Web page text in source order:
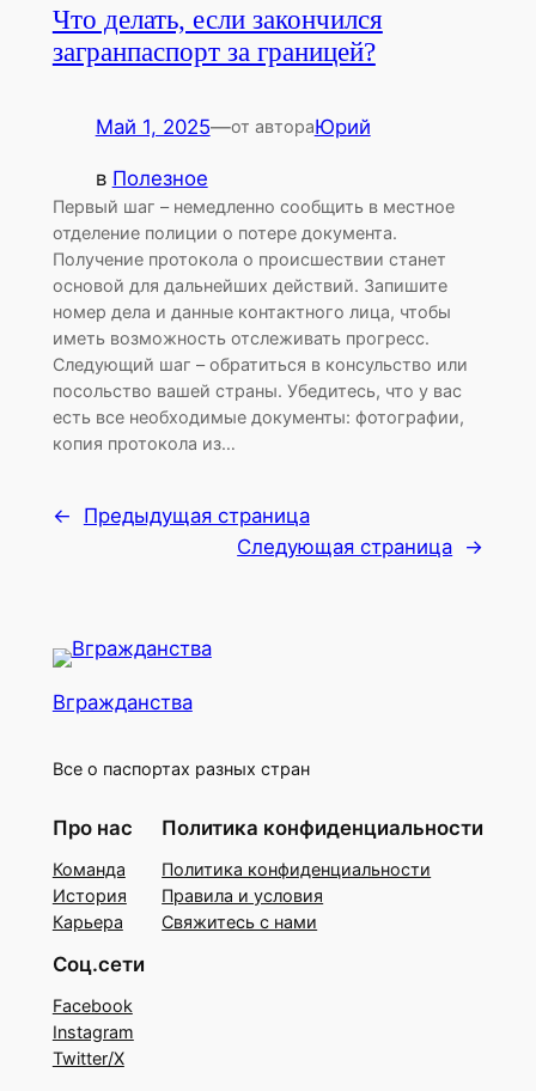
Что делать, если закончился
загранпаспорт за границей?
Май 1, 2025—от автораЮрий
в Полезное
Первый шаг – немедленно сообщить в местное
отделение полиции о потере документа.
Получение протокола о происшествии станет
основой для дальнейших действий. Запишите
номер дела и данные контактного лица, чтобы
иметь возможность отслеживать прогресс.
Следующий шаг – обратиться в консульство или
посольство вашей страны. Убедитесь, что у вас
есть все необходимые документы: фотографии,
копия протокола из…
←
Предыдущая страница
Следующая страница →
Вгражданства
Все о паспортах разных стран
Про нас
Команда
История
Карьера
Политика конфиденциальности
Политика конфиденциальности
Правила и условия
Свяжитесь с нами
Соц.сети
Facebook
Instagram
Twitter/X